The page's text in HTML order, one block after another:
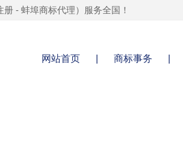
册 - 蚌埠商标代理）服务全国！
网站首页 商标事务